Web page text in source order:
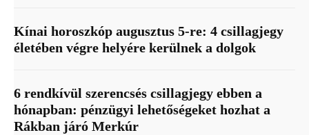
Kínai horoszkóp augusztus 5-re: 4 csillagjegy
életében végre helyére kerülnek a dolgok
6 rendkívül szerencsés csillagjegy ebben a
hónapban: pénzügyi lehetőségeket hozhat a
Rákban járó Merkúr